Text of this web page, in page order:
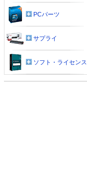
PCパーツ
サプライ
ソフト・ライセンス